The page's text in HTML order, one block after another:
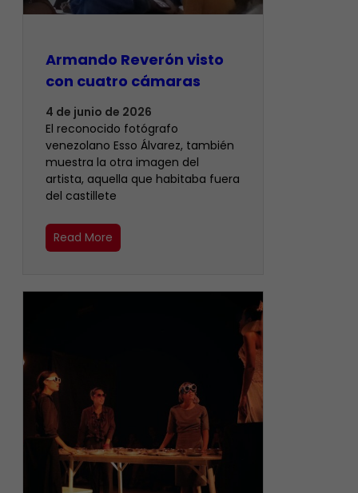
Armando Reverón visto
con cuatro cámaras
4 de junio de 2026
‎El reconocido fotógrafo
venezolano Esso Álvarez, también
muestra la otra imagen del
artista, aquella que habitaba fuera
del castillete ‎
Read More